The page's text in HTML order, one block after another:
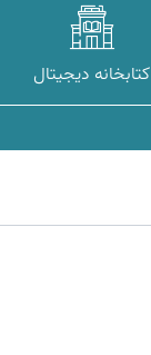
کتابخانه دیجیتال